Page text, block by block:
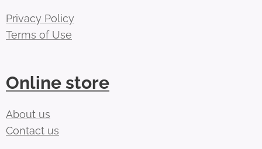
Privacy Policy
Terms of Use
Online store
About us
Contact us